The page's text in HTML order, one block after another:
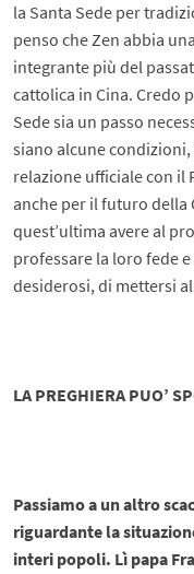
la Santa Sede per
penso che Zen abbia
integrante più del
cattolica in Cina. Credo
Sede sia un passo
siano alcune
relazione ufficiale con il
anche per il futuro della
quest’ultima avere al
professare la loro fede
desiderosi, di mettersi
LA PREGHIERA PUO’
Passiamo a un altro
riguardante la
interi popoli. Lì papa